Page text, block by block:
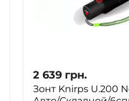
2 639 грн.
Зонт Knirps U.200